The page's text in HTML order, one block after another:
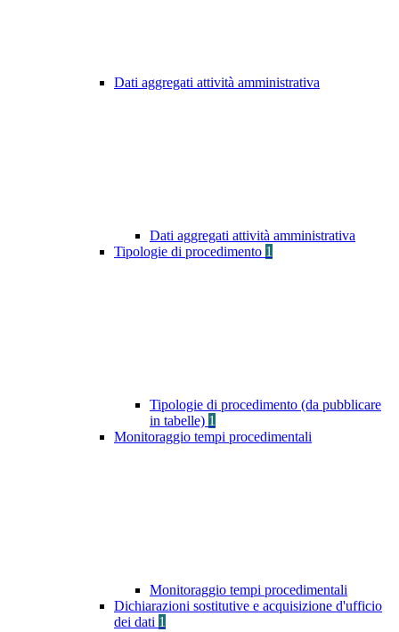
Dati aggregati attività amministrativa
Dati aggregati attività amministrativa
Tipologie di procedimento 1
Tipologie di procedimento (da pubblicare
in tabelle) 1
Monitoraggio tempi procedimentali
Monitoraggio tempi procedimentali
Dichiarazioni sostitutive e acquisizione d'ufficio
dei dati 1